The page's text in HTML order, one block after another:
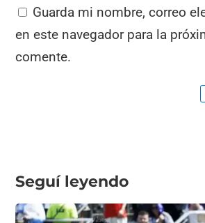
Guarda mi nombre, correo
en este navegador para la
comente.
Seguí leyendo